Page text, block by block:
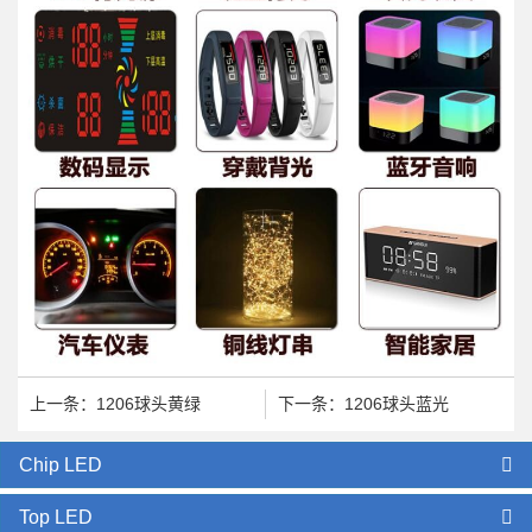
上一条：1206球头黄绿 下一条：1206球头蓝光
Chip LED
Top LED